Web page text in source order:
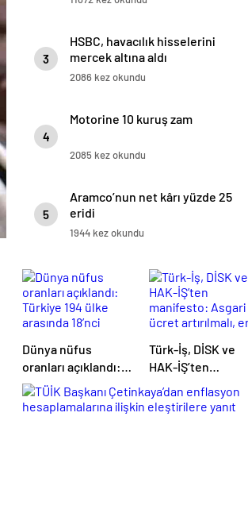
3
HSBC, havacılık hisselerini
mercek altına aldı
2086 kez okundu
4
Motorine 10 kuruş zam
2085 kez okundu
5
Aramco’nun net kârı yüzde 25
eridi
1944 kez okundu
Dünya nüfus
oranları açıklandı:
Türkiye 194 ülke
arasında 18’nci
Türk-İş, DİSK ve
HAK-İŞ’ten
manifesto: Asgari
ücret artırılmalı, en